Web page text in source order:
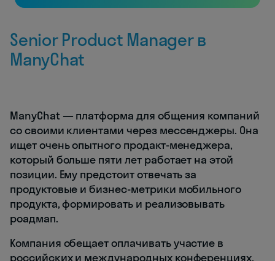
Senior Product Manager в
ManyChat
ManyChat — платформа для общения компаний
со своими клиентами через мессенджеры. Она
ищет очень опытного продакт-менеджера,
который больше пяти лет работает на этой
позиции. Ему предстоит отвечать за
продуктовые и бизнес-метрики мобильного
продукта, формировать и реализовывать
роадмап.
Компания обещает оплачивать участие в
российских и международных конференциях,